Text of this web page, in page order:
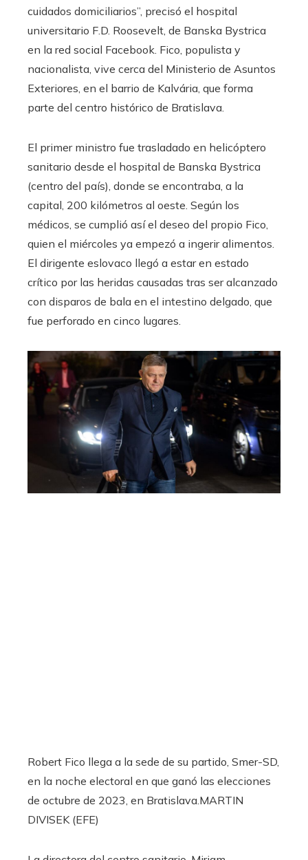
cuidados domiciliarios”, precisó el hospital
universitario F.D. Roosevelt, de Banska Bystrica
en la red social Facebook. Fico, populista y
nacionalista, vive cerca del Ministerio de Asuntos
Exteriores, en el barrio de Kalvária, que forma
parte del centro histórico de Bratislava.
El primer ministro fue trasladado en helicóptero
sanitario desde el hospital de Banska Bystrica
(centro del país), donde se encontraba, a la
capital, 200 kilómetros al oeste. Según los
médicos, se cumplió así el deseo del propio Fico,
quien el miércoles ya empezó a ingerir alimentos.
El dirigente eslovaco llegó a estar en estado
crítico por las heridas causadas tras ser alcanzado
con disparos de bala en el intestino delgado, que
fue perforado en cinco lugares.
Robert Fico llega a la sede de su partido, Smer-SD,
en la noche electoral en que ganó las elecciones
de octubre de 2023, en Bratislava.MARTIN
DIVISEK (EFE)